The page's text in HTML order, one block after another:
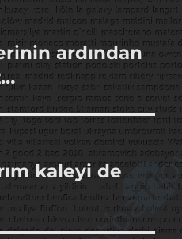
ardından
kaleyi de